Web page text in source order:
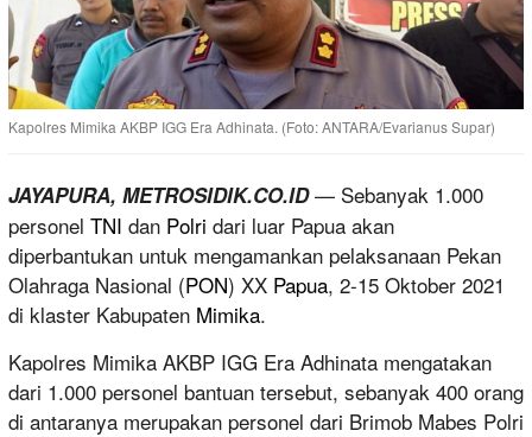
Kapolres Mimika AKBP IGG Era Adhinata. (Foto: ANTARA/Evarianus Supar)
JAYAPURA, METROSIDIK.CO.ID— Sebanyak 1.000
personel TNI dan Polri dari luar Papua akan
diperbantukan untuk mengamankan pelaksanaan Pekan
Olahraga Nasional (PON) XX Papua, 2-15 Oktober 2021
di klaster Kabupaten Mimika.
Kapolres Mimika AKBP IGG Era Adhinata mengatakan
dari 1.000 personel bantuan tersebut, sebanyak 400 orang
di antaranya merupakan personel dari Brimob Mabes Polri